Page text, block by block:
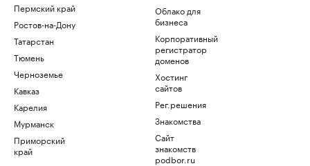
Пермский край
Ростов-на-Дону
Татарстан
Тюмень
Черноземье
Кавказ
Карелия
Мурманск
Приморский
край
Облако для
бизнеса
Корпоративный
регистратор
доменов
Хостинг
сайтов
Рег.решения
Знакомства
Сайт
знакомств
podbor.ru